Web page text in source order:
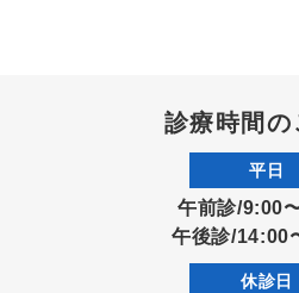
診療時間の
平日
午前診/9:00
午後診/14:00
休診日